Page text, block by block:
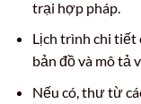
trại hợp pháp.
Lịch trình chi tiết
bản đồ và mô tả
Nếu có, thư từ